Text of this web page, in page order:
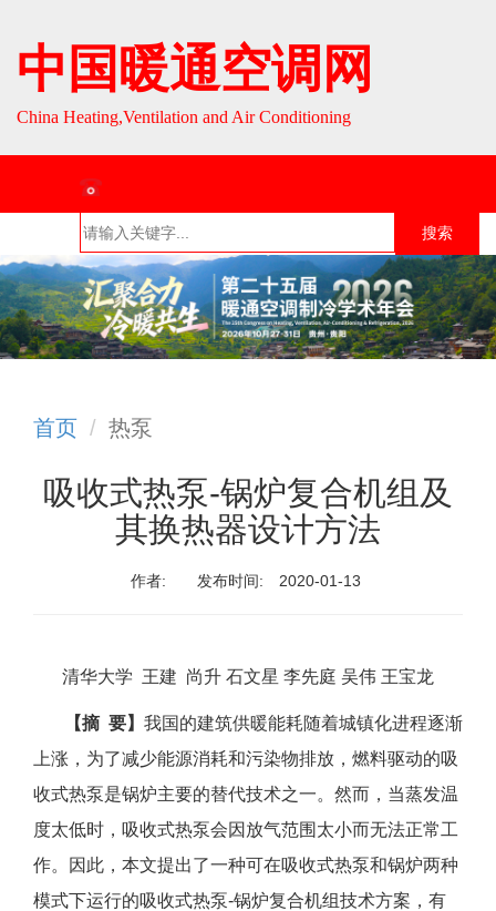
中国暖通空调网
China Heating,Ventilation and Air Conditioning
搜索
首页
组织介
绍
组织活
动
行业资
讯
English
首页 热泵
吸收式热泵-锅炉复合机组及
其换热器设计方法
作者: 发布时间: 2020-01-13
清华大学 王建 尚升 石文星 李先庭 吴伟 王宝龙
【摘 要】 我国的建筑供暖能耗随着城镇化进程逐渐
上涨，为了减少能源消耗和污染物排放，燃料驱动的吸
收式热泵是锅炉主要的替代技术之一。然而，当蒸发温
度太低时，吸收式热泵会因放气范围太小而无法正常工
作。因此，本文提出了一种可在吸收式热泵和锅炉两种
模式下运行的吸收式热泵-锅炉复合机组技术方案，有